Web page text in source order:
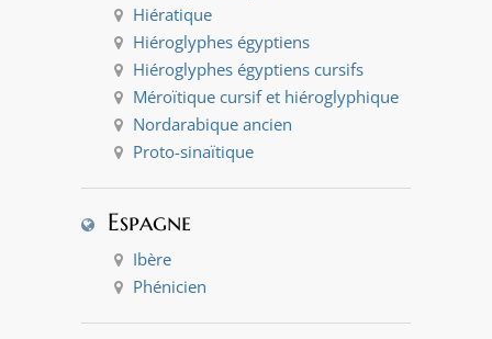
Hiératique
Hiéroglyphes égyptiens
Hiéroglyphes égyptiens cursifs
Méroïtique cursif et hiéroglyphique
Nordarabique ancien
Proto-sinaïtique
Espagne
Ibère
Phénicien